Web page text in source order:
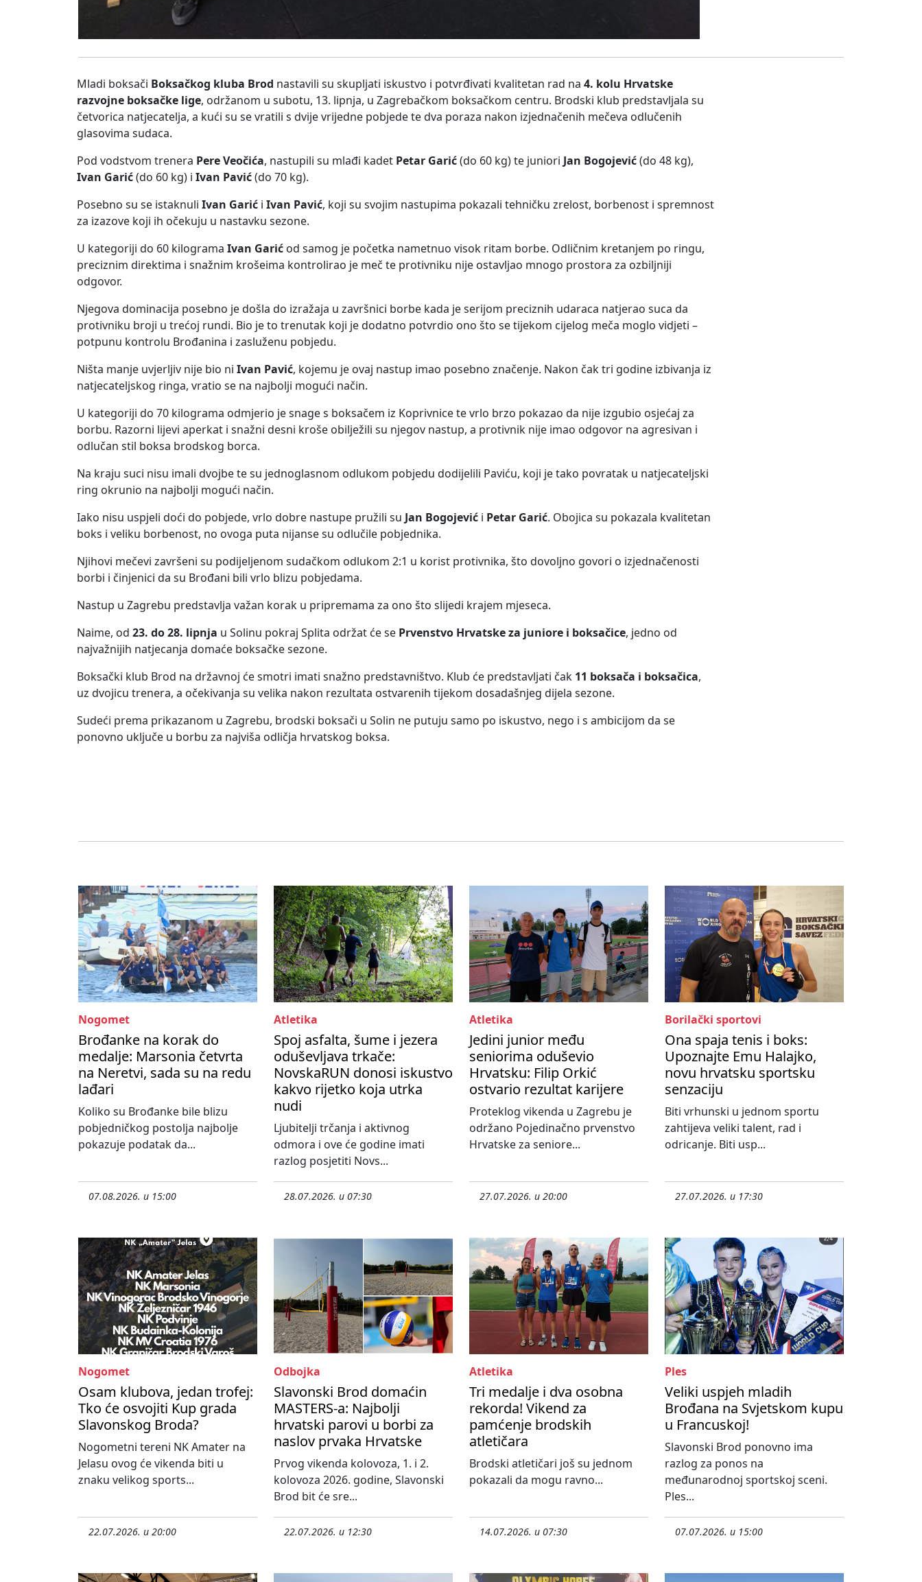
Mladi boksači Boksačkog kluba Brod nastavili su skupljati iskustvo i potvrđivati kvalitetan rad na 4. kolu Hrvatske
razvojne boksačke lige, održanom u subotu, 13. lipnja, u Zagrebačkom boksačkom centru. Brodski klub predstavljala su
četvorica natjecatelja, a kući su se vratili s dvije vrijedne pobjede te dva poraza nakon izjednačenih mečeva odlučenih
glasovima sudaca.
Pod vodstvom trenera Pere Veočića, nastupili su mlađi kadet Petar Garić(do 60 kg) te juniori Jan Bogojević(do 48 kg),
Ivan Garić(do 60 kg) i Ivan Pavić(do 70 kg).
Posebno su se istaknuli Ivan Garić i Ivan Pavić, koji su svojim nastupima pokazali tehničku zrelost, borbenost i spremnost
za izazove koji ih očekuju u nastavku sezone.
U kategoriji do 60 kilograma Ivan Garić od samog je početka nametnuo visok ritam borbe. Odličnim kretanjem po ringu,
preciznim direktima i snažnim krošeima kontrolirao je meč te protivniku nije ostavljao mnogo prostora za ozbiljniji
odgovor.
Njegova dominacija posebno je došla do izražaja u završnici borbe kada je serijom preciznih udaraca natjerao suca da
protivniku broji u trećoj rundi. Bio je to trenutak koji je dodatno potvrdio ono što se tijekom cijelog meča moglo vidjeti –
potpunu kontrolu Brođanina i zasluženu pobjedu.
Ništa manje uvjerljiv nije bio ni Ivan Pavić, kojemu je ovaj nastup imao posebno značenje. Nakon čak tri godine izbivanja iz
natjecateljskog ringa, vratio se na najbolji mogući način.
U kategoriji do 70 kilograma odmjerio je snage s boksačem iz Koprivnice te vrlo brzo pokazao da nije izgubio osjećaj za
borbu. Razorni lijevi aperkat i snažni desni kroše obilježili su njegov nastup, a protivnik nije imao odgovor na agresivan i
odlučan stil boksa brodskog borca.
Na kraju suci nisu imali dvojbe te su jednoglasnom odlukom pobjedu dodijelili Paviću, koji je tako povratak u natjecateljski
ring okrunio na najbolji mogući način.
Iako nisu uspjeli doći do pobjede, vrlo dobre nastupe pružili su Jan Bogojević i Petar Garić. Obojica su pokazala kvalitetan
boks i veliku borbenost, no ovoga puta nijanse su odlučile pobjednika.
Njihovi mečevi završeni su podijeljenom sudačkom odlukom 2:1 u korist protivnika, što dovoljno govori o izjednačenosti
borbi i činjenici da su Brođani bili vrlo blizu pobjedama.
Nastup u Zagrebu predstavlja važan korak u pripremama za ono što slijedi krajem mjeseca.
Naime, od 23. do 28. lipnja u Solinu pokraj Splita održat će se Prvenstvo Hrvatske za juniore i boksačice, jedno od
najvažnijih natjecanja domaće boksačke sezone.
Boksački klub Brod na državnoj će smotri imati snažno predstavništvo. Klub će predstavljati čak 11 boksača i boksačica,
uz dvojicu trenera, a očekivanja su velika nakon rezultata ostvarenih tijekom dosadašnjeg dijela sezone.
Sudeći prema prikazanom u Zagrebu, brodski boksači u Solin ne putuju samo po iskustvo, nego i s ambicijom da se
ponovno uključe u borbu za najviša odličja hrvatskog boksa.
Nogomet
Brođanke na korak do
medalje: Marsonia četvrta
na Neretvi, sada su na redu
lađari
Koliko su Brođanke bile blizu
pobjedničkog postolja najbolje
pokazuje podatak da...
07.08.2026. u 15:00
Atletika
Spoj asfalta, šume i jezera
oduševljava trkače:
NovskaRUN donosi iskustvo
kakvo rijetko koja utrka
nudi
Ljubitelji trčanja i aktivnog
odmora i ove će godine imati
razlog posjetiti Novs...
28.07.2026. u 07:30
Atletika
Jedini junior među
seniorima oduševio
Hrvatsku: Filip Orkić
ostvario rezultat karijere
Proteklog vikenda u Zagrebu je
održano Pojedinačno prvenstvo
Hrvatske za seniore...
27.07.2026. u 20:00
Borilački sportovi
Ona spaja tenis i boks:
Upoznajte Emu Halajko,
novu hrvatsku sportsku
senzaciju
Biti vrhunski u jednom sportu
zahtijeva veliki talent, rad i
odricanje. Biti usp...
27.07.2026. u 17:30
Nogomet
Osam klubova, jedan trofej:
Tko će osvojiti Kup grada
Slavonskog Broda?
Nogometni tereni NK Amater na
Jelasu ovog će vikenda biti u
znaku velikog sports...
22.07.2026. u 20:00
Odbojka
Slavonski Brod domaćin
MASTERS-a: Najbolji
hrvatski parovi u borbi za
naslov prvaka Hrvatske
Prvog vikenda kolovoza, 1. i 2.
kolovoza 2026. godine, Slavonski
Brod bit će sre...
22.07.2026. u 12:30
Atletika
Tri medalje i dva osobna
rekorda! Vikend za
pamćenje brodskih
atletičara
Brodski atletičari još su jednom
pokazali da mogu ravno...
14.07.2026. u 07:30
Ples
Veliki uspjeh mladih
Brođana na Svjetskom kupu
u Francuskoj!
Slavonski Brod ponovno ima
razlog za ponos na
međunarodnoj sportskoj sceni.
Ples...
07.07.2026. u 15:00